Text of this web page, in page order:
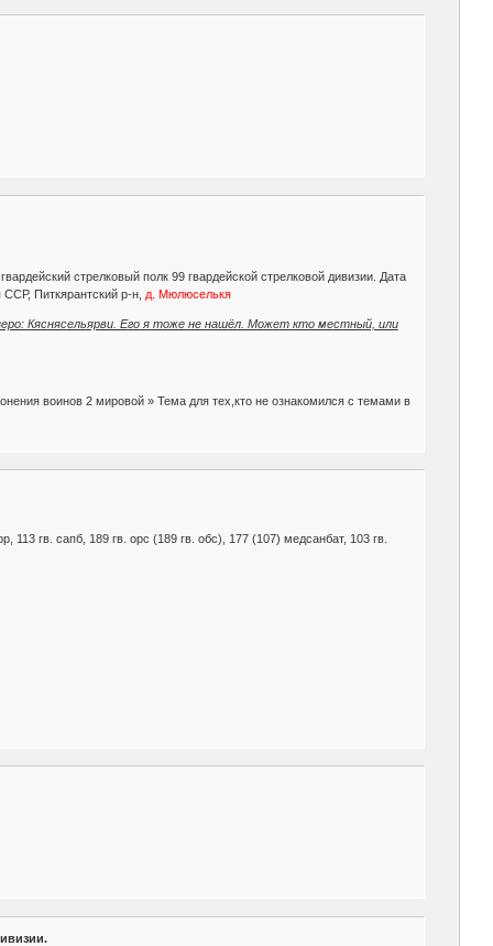
стрелковый полк 99 гвардейской стрелковой дивизии. Дата
Питкярантский р-н, д. Мюлюселькя
Кяснясельярви. Его я тоже не нашёл. Может кто местный, или
воинов 2 мировой » Тема для тех,кто не ознакомился с темами в
113 гв. сапб, 189 гв. орс (189 гв. обс), 177 (107) медсанбат, 103 гв.